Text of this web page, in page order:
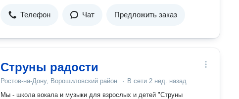
Телефон Чат Предложить заказ
Струны радости
Ростов-на-Дону, Ворошиловский район · В сети 2 нед. назад
Мы - школа вокала и музыки для взрослых и детей "Струны